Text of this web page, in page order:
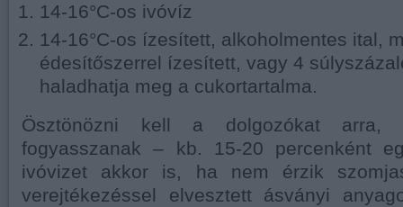
14-16°C-os ivóvíz
14-16°C-os ízesített, alkoholmentes ital,
édesítőszerrel ízesített, vagy 4
haladhatja meg a cukortartalma.
Ösztönözni kell a dolgozókat
fogyasszanak – kb. 15-20 percenként
ivóvizet akkor is, ha nem érzik
verejtékezéssel elvesztett ásványi